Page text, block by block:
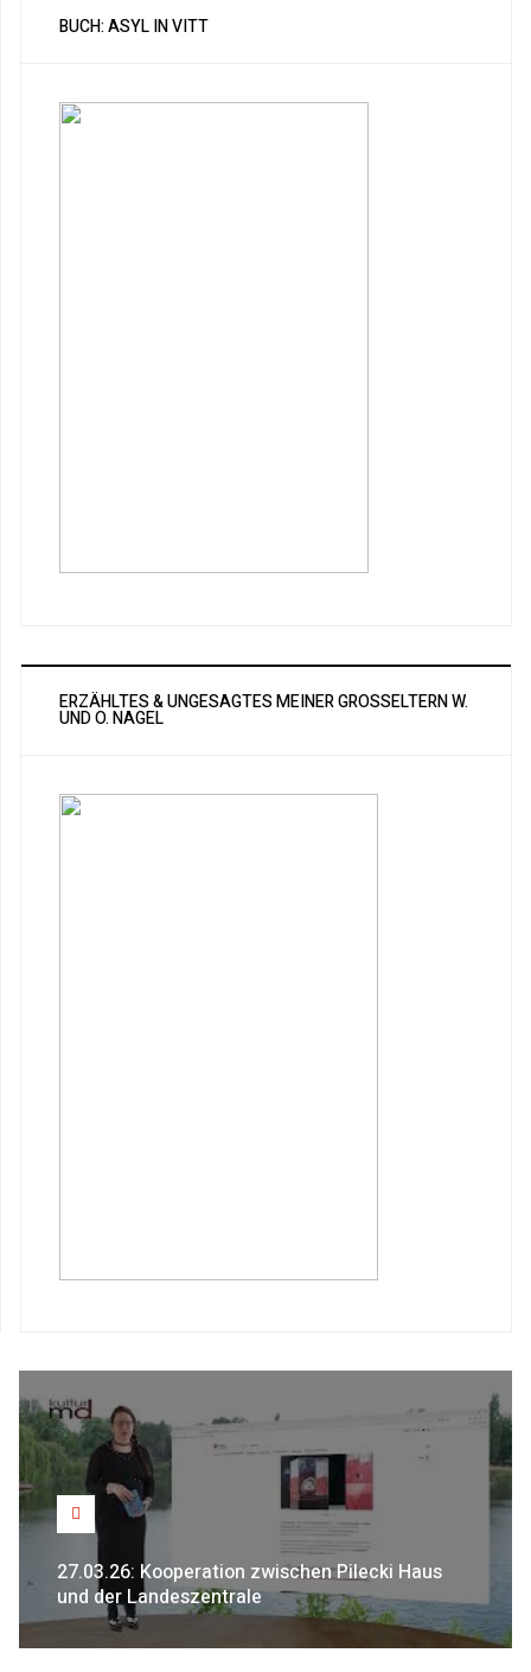
BUCH: ASYL IN VITT
ERZÄHLTES & UNGESAGTES MEINER GROSSELTERN W. U
ND O. NAGEL
27.03.26: Kooperation zwischen Pilecki Haus
und der Landeszentrale